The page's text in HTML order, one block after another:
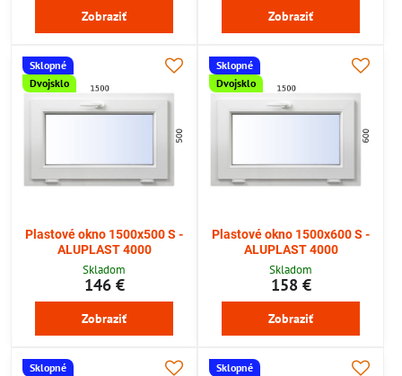
Zobraziť Zobraziť
Sklopné
Dvojsklo
Plastové okno 1500x500 S -
ALUPLAST 4000
Skladom
146 €
Zobraziť
Sklopné
Dvojsklo
Plastové okno 1500x600 S -
ALUPLAST 4000
Skladom
158 €
Zobraziť
Sklopné
Sklopné